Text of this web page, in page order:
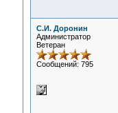
С.И. Доронин
Администратор
Ветеран
Сообщений: 795